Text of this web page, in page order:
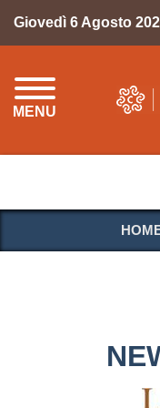
Giovedì 6 Agosto
MENU